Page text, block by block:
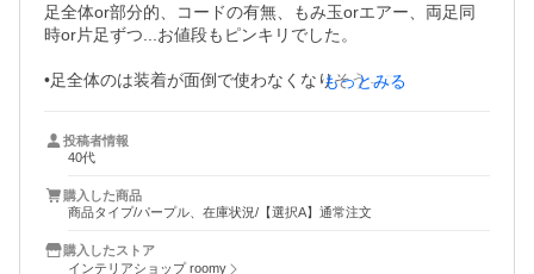
足全体or部分的、コードの有無、もみ玉orエアー、両足同
時or片足ずつ...お値段もピンキリでした。
•足全体のは装着が面倒で使わなくなりそう→スペースや金
せず使える。
•両足同時は体の両側から電気を引くことになる→身動き取
れなくて使いづらそう。
エアータイプってやってみてわかりましたが、血圧測定と
もっとみる
投稿者情報
40代
購入した商品
商品タイプ/パープル、在庫状況/【選択A】通常注文
購入したストア
インテリアショップ roomy